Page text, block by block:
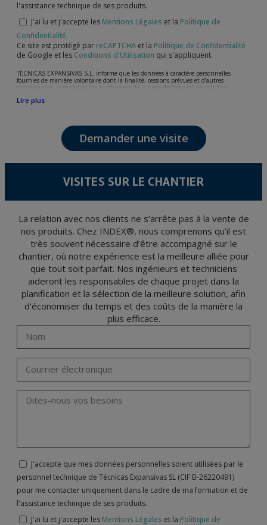
l'assistance technique de ses produits.
J'ai lu et j'accepte les Mentions Légales et la Politique de
Confidentialité.
Ce site est protégé par reCAPTCHA et la Politique de Confidentialité
de Google et les Conditions d'Utilisation qui s'appliquent.
TÉCNICAS EXPANSIVAS S.L. informe que les données à caractère personnelles
fournies de manière volontaire dont la finalité, cessions prévues et d’autres
circonstances, sont indiquées au moment de la prise de données de caractère
l’attention de votre demande, litige ou requise, maintien de la relation établie, la
Les données de nos fichiers sont absolument confidentielles et seront traitées avec la
plus grande confidentialité et répondent à toutes les exigences prévues par la loi
15/1999 du 13 décembre sur la protection des données personnelles.
Il est recommandé de ne pas envoyer de données strictement personnelles,
la santé, ces donnée n'étant pas cryptées.
et d'opposition en vertu des dispositions au Règlement Général sur la Protection des
votre pièce d’identité, à P.I. La Portalada II | c/ Segador 13, 26006 | Logroño (La
Rioja).
Lire plus
Demander une visite
VISITES SUR LE CHANTIER
La relation avec nos clients ne s’arrête pas à la vente de
nos produits. Chez INDEX®, nous comprenons qu’il est
très souvent nécessaire d’être accompagné sur le
chantier, où notre expérience est la meilleure alliée pour
que tout soit parfait. Nos ingénieurs et techniciens
aideront les responsables de chaque projet dans la
planification et la sélection de la meilleure solution, afin
d’économiser du temps et des coûts de la manière la
plus efficace.
J'accepte que mes données personnelles soient utilisées par le
personnel technique de Técnicas Expansivas SL (CIF B-26220491)
pour me contacter uniquement dans le cadre de ma formation et de
l'assistance technique de ses produits.
J'ai lu et j'accepte les Mentions Légales et la Politique de